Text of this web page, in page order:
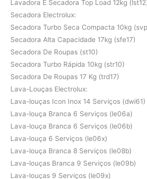
Lavadora E Secadora Top Load 12kg
Secadora Electrolux:
Secadora Turbo Seca Compacta 10kg
Secadora Alta Capacidade 17kg (sfe17)
Secadora De Roupas (st10)
Secadora Turbo Rápida 10kg (str10)
Secadora De Roupas 17 Kg (trd17)
Lava-Louças Electrolux:
Lava-louças Icon Inox 14 Serviços (dwi61)
Lava-louça Branca 6 Serviços (le06a)
Lava-louça Branca 6 Serviços (le06b)
Lava-louça 6 Serviços (le06x)
Lava-louça Branca 8 Serviços (le08b)
Lava-louças Branca 9 Serviços (le09b)
Lava-louças 9 Serviços (le09x)